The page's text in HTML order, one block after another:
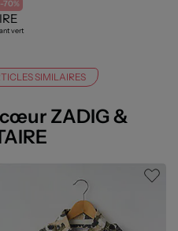
-70%
vert
SIMILAIRES
ZADIG &